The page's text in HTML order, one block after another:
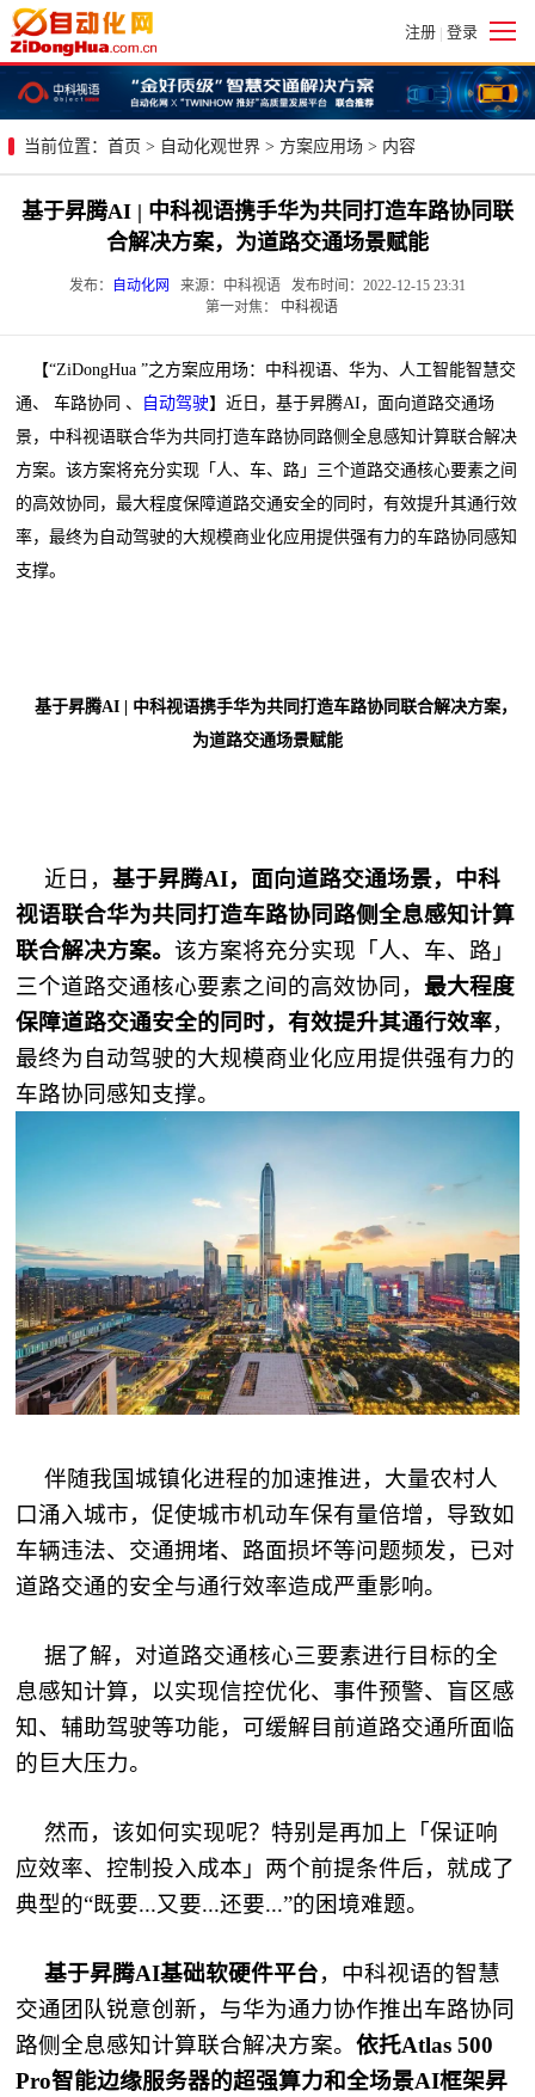
注册 | 登录
当前位置： 首页 > 自动化观世界 > 方案应用场 > 内容
基于昇腾AI | 中科视语携手华为共同打造车路协同联
合解决方案，为道路交通场景赋能
发布： 自动化网
来源：中科视语 发布时间：2022-12-15 23:31
第一对焦：
中科视语
【“ZiDongHua ”之方案应用场：中科视语、华为、人工智能智慧交
通、 车路协同 、
自动驾驶】近日，基于昇腾AI，面向道路交通场
景，中科视语联合华为共同打造车路协同路侧全息感知计算联合解决
方案。该方案将充分实现「人、车、路」三个道路交通核心要素之间
的高效协同，最大程度保障道路交通安全的同时，有效提升其通行效
率，最终为自动驾驶的大规模商业化应用提供强有力的车路协同感知
支撑。
基于昇腾AI | 中科视语携手华为共同打造车路协同联合解决方案，
为道路交通场景赋能
近日，基于昇腾AI，面向道路交通场景，中科
视语联合华为共同打造车路协同路侧全息感知计算
联合解决方案。该方案将充分实现「人、车、路」
三个道路交通核心要素之间的高效协同， 最大程度
保障道路交通安全的同时，有效提升其通行效率，
最终为自动驾驶的大规模商业化应用提供强有力的
车路协同感知支撑。
伴随我国城镇化进程的加速推进，大量农村人
口涌入城市，促使城市机动车保有量倍增，导致如
车辆违法、交通拥堵、路面损坏等问题频发，已对
道路交通的安全与通行效率造成严重影响。
据了解，对道路交通核心三要素进行目标的全
息感知计算，以实现信控优化、事件预警、盲区感
知、辅助驾驶等功能，可缓解目前道路交通所面临
的巨大压力。
然而，该如何实现呢？特别是再加上「保证响
应效率、控制投入成本」两个前提条件后，就成了
典型的“既要...又要...还要...”的困境难题。
基于昇腾AI基础软硬件平台，中科视语的智慧
交通团队锐意创新，与华为通力协作推出车路协同
路侧全息感知计算联合解决方案。依托Atlas 500
Pro智能边缘服务器的超强算力和全场景AI框架昇